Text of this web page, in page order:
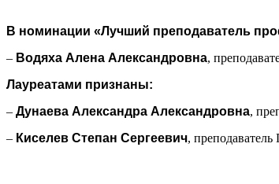
В номинации «Лучший преподаватель
– Водяха Алена Александровна,
Лауреатами признаны:
– Дунаева Александра Александровна,
– Киселев Степан Сергеевич,